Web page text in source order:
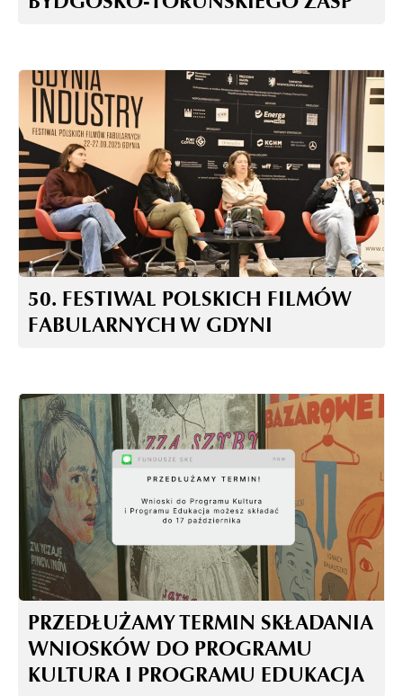
50. FESTIWAL POLSKICH FILMÓW
FABULARNYCH W GDYNI
PRZEDŁUŻAMY TERMIN SKŁADANIA
WNIOSKÓW DO PROGRAMU
KULTURA I PROGRAMU EDUKACJA